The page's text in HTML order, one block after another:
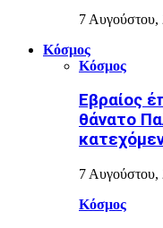
7 Αυγούστου,
Κόσμος
Κόσμος
Εβραίος
θάνατο
7 Αυγούστου,
Κόσμος